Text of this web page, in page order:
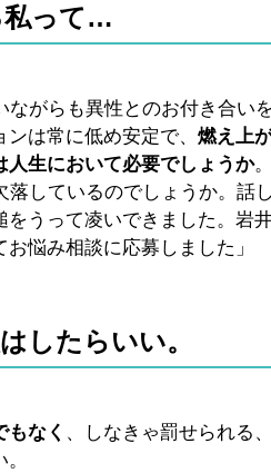
私って…
ながらも異性とのお付き合い
ンは常に低め安定で、燃え上
人生において必要でしょうか
しているのでしょうか。話
うって凌いできました。岩
悩み相談に応募しました」
したらいい。
もなく 、しなきゃ罰せられる